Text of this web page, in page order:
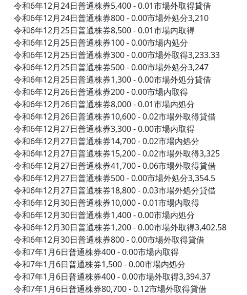
令和6年12月24日普通株券5,400 - 0.01市場外取得貸借
令和6年12月24日普通株券800 - 0.00市場外処分3,210
令和6年12月25日普通株券8,500 - 0.01市場内取得
令和6年12月25日普通株券100 - 0.00市場内処分
令和6年12月25日普通株券300 - 0.00市場外取得3,233.33
令和6年12月25日普通株券500 - 0.00市場外処分3,247
令和6年12月25日普通株券1,300 - 0.00市場外処分貸借
令和6年12月26日普通株券200 - 0.00市場内取得
令和6年12月26日普通株券8,000 - 0.01市場内処分
令和6年12月26日普通株券10,600 - 0.02市場外取得貸借
令和6年12月27日普通株券3,300 - 0.00市場内取得
令和6年12月27日普通株券14,700 - 0.02市場内処分
令和6年12月27日普通株券15,200 - 0.02市場外取得3,325
令和6年12月27日普通株券41,700 - 0.06市場外取得貸借
令和6年12月27日普通株券500 - 0.00市場外処分3,354.5
令和6年12月27日普通株券18,800 - 0.03市場外処分貸借
令和6年12月30日普通株券10,000 - 0.01市場内取得
令和6年12月30日普通株券1,400 - 0.00市場内処分
令和6年12月30日普通株券1,200 - 0.00市場外取得3,402.58
令和6年12月30日普通株券800 - 0.00市場外取得貸借
令和7年1月6日普通株券400 - 0.00市場内取得
令和7年1月6日普通株券1,500 - 0.00市場内処分
令和7年1月6日普通株券400 - 0.00市場外取得3,394.37
令和7年1月6日普通株券80,700 - 0.12市場外取得貸借